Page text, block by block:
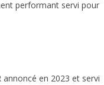
performant servi pour
annoncé en 2023 et servi